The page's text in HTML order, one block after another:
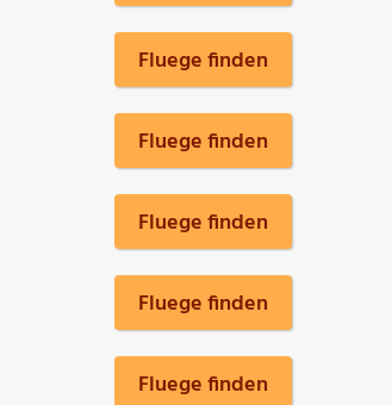
Fluege finden
Fluege finden
Fluege finden
Fluege finden
Fluege finden